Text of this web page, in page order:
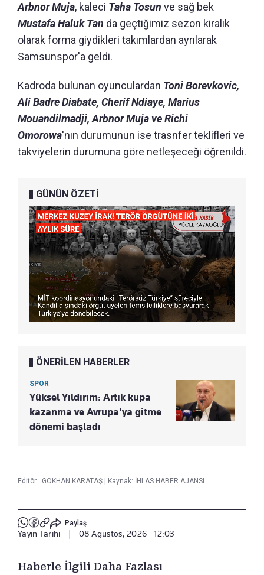
Arbnor Muja, kaleci Taha Tosun ve sağ bek
Mustafa Haluk Tan da geçtiğimiz sezon kiralık
olarak forma giydikleri takımlardan ayrılarak
Samsunspor'a geldi.
Kadroda bulunan oyunculardan Toni Borevkovic,
Ali Badre Diabate, Cherif Ndiaye, Marius
Mouandilmadji, Arbnor Muja ve Richi
Omorowa'nın durumunun ise trasnfer teklifleri ve
takviyelerin durumuna göre netleşeceği öğrenildi.
GÜNÜN ÖZETİ
ÖNERİLEN HABERLER
SPOR
Yüksel Yıldırım: Artık kupa
kazanma ve Avrupa'ya gitme
dönemi başladı
Editör : GÖKHAN KARATAŞ | Kaynak: İHLAS HABER AJANSI
Paylaş
Yayın Tarihi 08 Ağustos, 2026 - 12:03
Haberle İlgili Daha Fazlası